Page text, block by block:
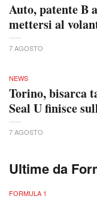
Auto, patente B
mettersi al
7 AGOSTO
NEWS
Torino, bisarca
Seal U finisce
7 AGOSTO
Ultime da
FORMULA 1